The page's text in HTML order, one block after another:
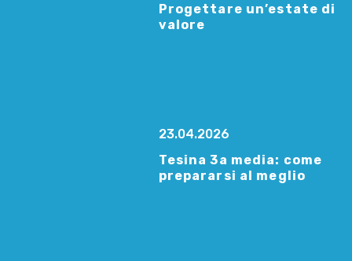
Progettare un’estate di
valore
23.04.2026
Tesina 3a media: come
prepararsi al meglio